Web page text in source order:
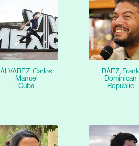
ÁLVAREZ, Carlos
Manuel
Cuba
BÁEZ, Frank
Dominican
Republic